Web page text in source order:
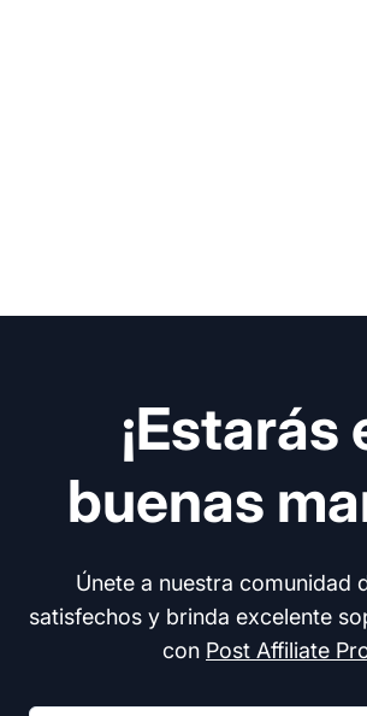
¡Estarás
buenas
Únete a nuestra comunidad
satisfechos y brinda excelente
con Post Affiliate